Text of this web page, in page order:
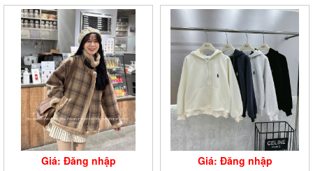
Giá: Đăng nhập Giá: Đăng nhập